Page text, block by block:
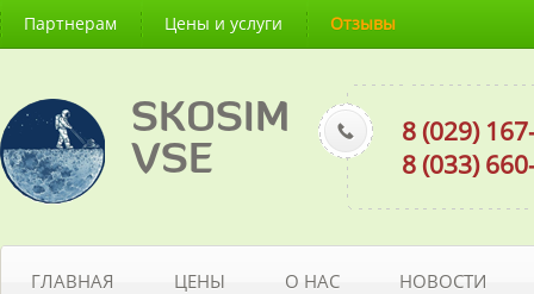
Партнерам Цены и услуги Отзывы
SKOSIM
VSE
8 (029)
8 (033)
ГЛАВНАЯ ЦЕНЫ О НАС НОВОСТИ